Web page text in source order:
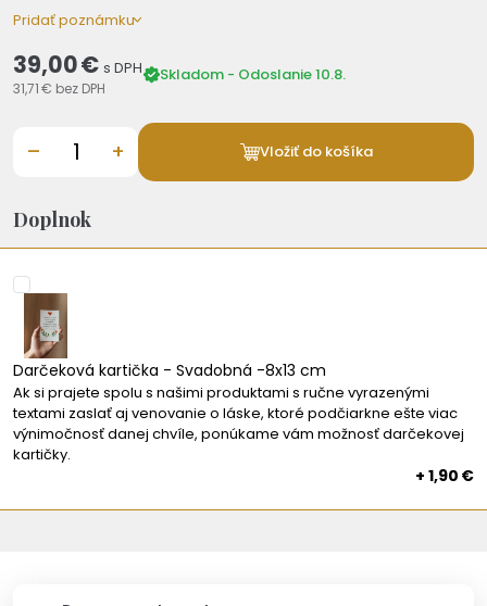
Pridať poznámku
39,00 € s DPH
31,71 € bez DPH
Skladom - Odoslanie 10.8.
– + Vložiť do košíka
Doplnok
Darčeková kartička - Svadobná -8x13 cm
Ak si prajete spolu s našimi produktami s ručne vyrazenými
textami zaslať aj venovanie o láske, ktoré podčiarkne ešte viac
výnimočnosť danej chvíle, ponúkame vám možnosť darčekovej
kartičky.
+ 1,90 €